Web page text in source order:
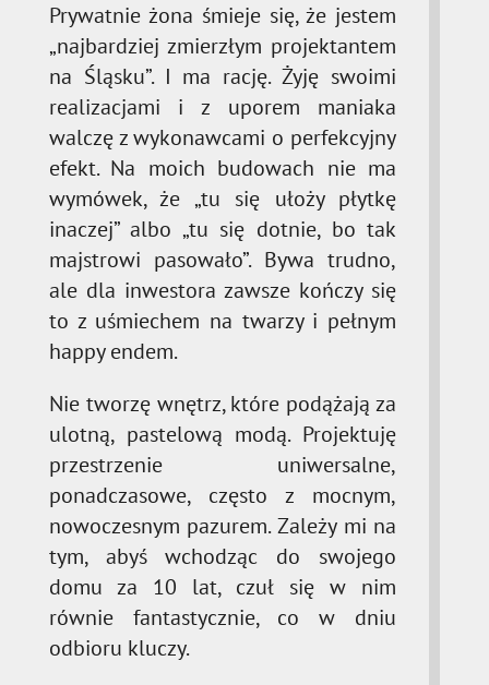
Prywatnie żona śmieje się, że jestem
„najbardziej zmierzłym projektantem
na Śląsku”. I ma rację. Żyję swoimi
realizacjami i z uporem maniaka
walczę z wykonawcami o perfekcyjny
efekt. Na moich budowach nie ma
wymówek, że „tu się ułoży płytkę
inaczej” albo „tu się dotnie, bo tak
majstrowi pasowało”. Bywa trudno,
ale dla inwestora zawsze kończy się
to z uśmiechem na twarzy i pełnym
happy endem.
Nie tworzę wnętrz, które podążają za
ulotną, pastelową modą. Projektuję
przestrzenie uniwersalne,
ponadczasowe, często z mocnym,
nowoczesnym pazurem. Zależy mi na
tym, abyś wchodząc do swojego
domu za 10 lat, czuł się w nim
równie fantastycznie, co w dniu
odbioru kluczy.